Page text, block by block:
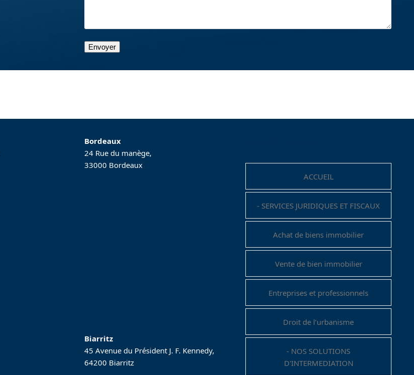
Bordeaux
24 Rue du manège,
33000 Bordeaux
Biarritz
45 Avenue du Président J. F. Kennedy,
64200 Biarritz
ACCUEIL
- SERVICES JURIDIQUES ET FISCAUX
Achat de biens immobilier
Vente de bien immobilier
Entreprises et professionnels
Droit de l’urbanisme
- NOS SOLUTIONS
D'INTERMEDIATION